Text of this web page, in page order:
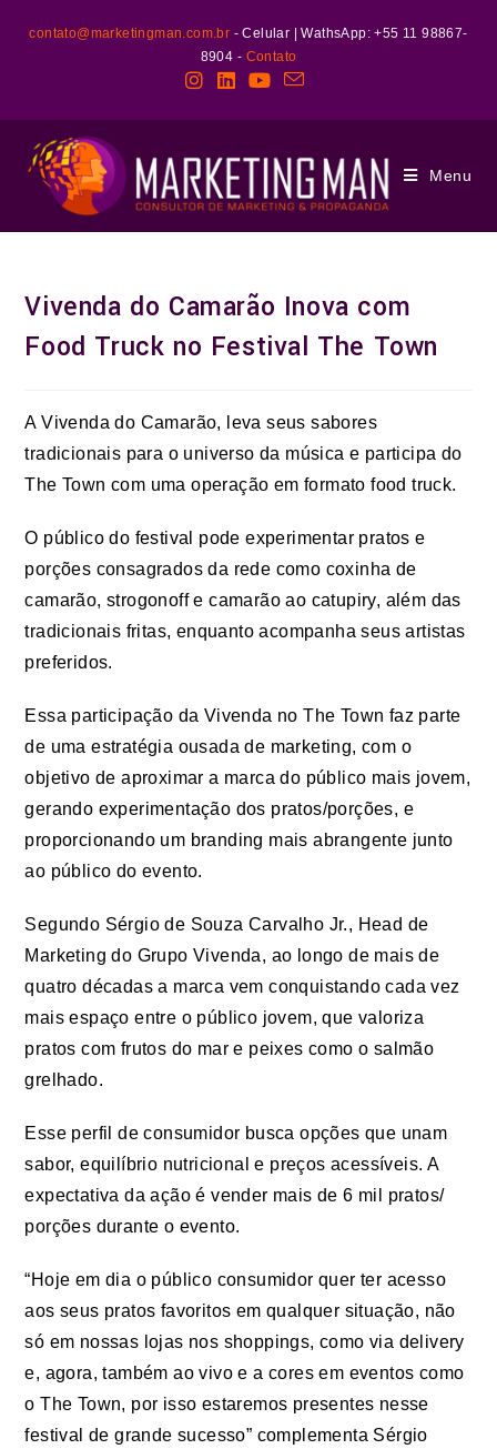
contato@marketingman.com.br - Celular | WathsApp: +55 11 98867-
8904 - Contato
Menu
Vivenda do Camarão Inova com
Food Truck no Festival The Town
A Vivenda do Camarão, leva seus sabores
tradicionais para o universo da música e participa do
The Town com uma operação em formato food truck.
O público do festival pode experimentar pratos e
porções consagrados da rede como coxinha de
camarão, strogonoff e camarão ao catupiry, além das
tradicionais fritas, enquanto acompanha seus artistas
preferidos.
Essa participação da Vivenda no The Town faz parte
de uma estratégia ousada de marketing, com o
objetivo de aproximar a marca do público mais jovem,
gerando experimentação dos pratos/porções, e
proporcionando um branding mais abrangente junto
ao público do evento.
Segundo Sérgio de Souza Carvalho Jr., Head de
Marketing do Grupo Vivenda, ao longo de mais de
quatro décadas a marca vem conquistando cada vez
mais espaço entre o público jovem, que valoriza
pratos com frutos do mar e peixes como o salmão
grelhado.
Esse perfil de consumidor busca opções que unam
sabor, equilíbrio nutricional e preços acessíveis. A
expectativa da ação é vender mais de 6 mil pratos/
porções durante o evento.
“Hoje em dia o público consumidor quer ter acesso
aos seus pratos favoritos em qualquer situação, não
só em nossas lojas nos shoppings, como via delivery
e, agora, também ao vivo e a cores em eventos como
o The Town, por isso estaremos presentes nesse
festival de grande sucesso” complementa Sérgio